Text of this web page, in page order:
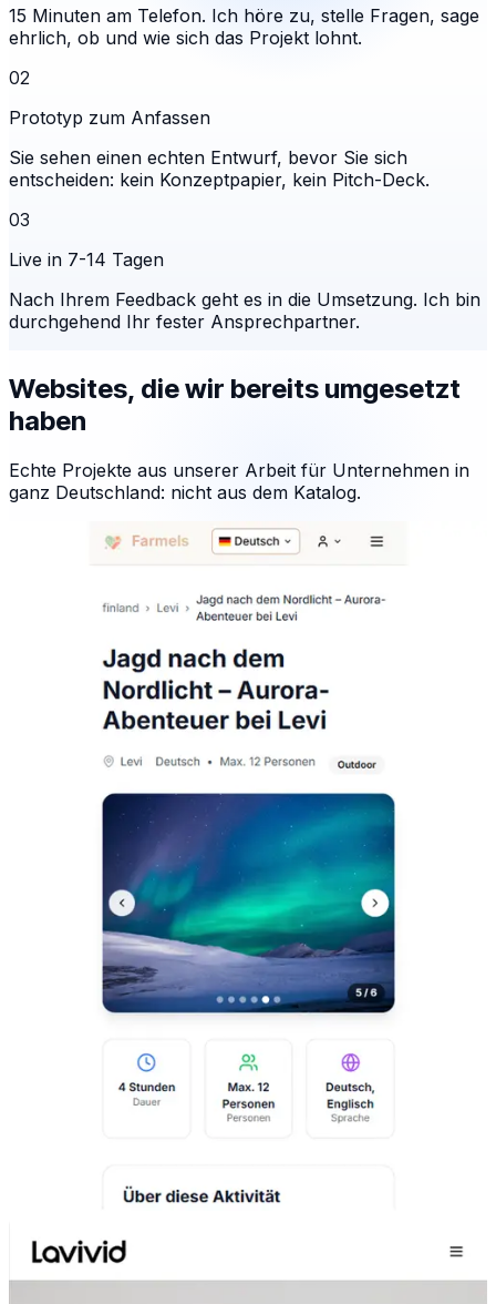
15 Minuten am Telefon. Ich höre zu, stelle Fragen, sage
ehrlich, ob und wie sich das Projekt lohnt.
02
Prototyp zum Anfassen
Sie sehen einen echten Entwurf, bevor Sie sich
entscheiden: kein Konzeptpapier, kein Pitch-Deck.
03
Live in 7-14 Tagen
Nach Ihrem Feedback geht es in die Umsetzung. Ich bin
durchgehend Ihr fester Ansprechpartner.
Websites, die wir bereits umgesetzt
haben
Echte Projekte aus unserer Arbeit für Unternehmen in
ganz Deutschland: nicht aus dem Katalog.